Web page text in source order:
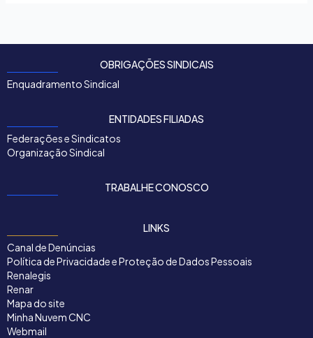
OBRIGAÇÕES SINDICAIS
Enquadramento Sindical
ENTIDADES FILIADAS
Federações e Sindicatos
Organização Sindical
TRABALHE CONOSCO
LINKS
Canal de Denúncias
Política de Privacidade e Proteção de Dados Pessoais
Renalegis
Renar
Mapa do site
Minha Nuvem CNC
Webmail